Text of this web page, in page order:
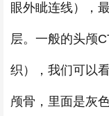
眼外眦连线），
层。一般的头颅
织），我们可以
颅骨，里面是灰